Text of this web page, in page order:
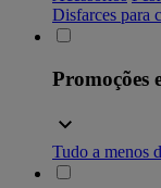
Disfarces para
Promoções
Tudo a menos